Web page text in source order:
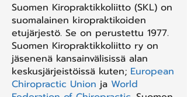
Suomen Kiropraktikkoliitto (SKL) on
suomalainen kiropraktikoiden
etujärjestö. Se on perustettu 1977.
Suomen Kiropraktikkoliitto ry on
jäsenenä kansainvälisissä alan
keskusjärjeistöissä kuten; European
Chiropractic Union ja World